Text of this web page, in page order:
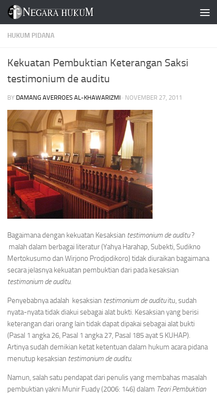
Skip to content
HUKUM PIDANA
Kekuatan Pembuktian Keterangan Saksi
testimonium de auditu
BY DAMANG AVERROES AL-KHAWARIZMI · NOVEMBER 27, 2011
Bagaimana dengan kekuatan Kesaksian testimonium de auditu?
malah dalam berbagai literatur (Yahya Harahap, Subekti, Sudikno
Mertokusumo dan Wirjono Prodjodikoro) tidak diuraikan bagaimana
secara jelasnya kekuatan pembuktian dari pada kesaksian
testimonium de auditu.
Penyebabnya adalah kesaksian testimonium de audituitu, sudah
nyata-nyata tidak diakui sebagai alat bukti. Kesaksian yang berisi
keterangan dari orang lain tidak dapat dipakai sebagai alat bukti
(Pasal 1 angka 26, Pasal 1 angka 27, Pasal 185 ayat 5 KUHAP).
Artinya sudah demikian ketat ketentuan dalam hukum acara pidana
menutup kesaksian testimonium de auditu.
Namun, salah satu pendapat dari penulis yang membahas masalah
pembuktian yakni Munir Fuady (2006: 146) dalam Teori Pembuktian